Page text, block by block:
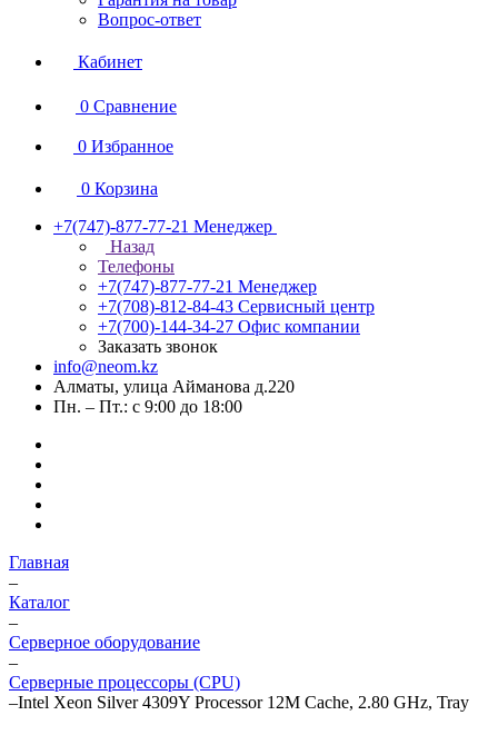
Вопрос-ответ
Кабинет
0 Сравнение
0 Избранное
0 Корзина
+7(747)-877-77-21 Менеджер
Назад
Телефоны
+7(747)-877-77-21 Менеджер
+7(708)-812-84-43 Сервисный центр
+7(700)-144-34-27 Офис компании
Заказать звонок
info@neom.kz
Алматы, улица Айманова д.220
Пн. – Пт.: с 9:00 до 18:00
Главная
–
Каталог
–
Серверное оборудование
–
Серверные процессоры (CPU)
–Intel Xeon Silver 4309Y Processor 12M Cache, 2.80 GHz, Tray